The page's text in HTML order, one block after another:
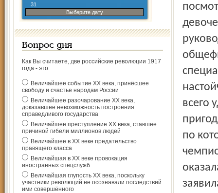
31
Выберите дату
Вопрос дня
Как Вы считаете, две российские революции 1917
года - это
Величайшее событие ХХ века, принёсшее
свободу и счастье народам России
Величайшее разочарование ХХ века,
доказавшее невозможность построения
справедливого государства
Величайшее преступление ХХ века, ставшее
причиной гибели миллионов людей
Величайшее в ХХ веке предательство
правящего класса
Величайшая в ХХ веке провокация
иностранных спецслужб
Величайшая глупость ХХ века, поскольку
участники революций не осознавали последствий
ими совершённого
всего
по